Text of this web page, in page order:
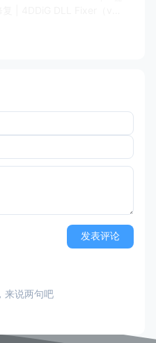
发表评论
来说两句吧